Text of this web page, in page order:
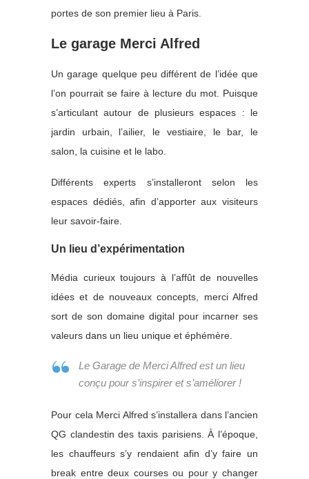
portes de son premier lieu à Paris.
Le garage Merci Alfred
Un garage quelque peu différent de l’idée que
l’on pourrait se faire à lecture du mot. Puisque
s’articulant autour de plusieurs espaces : le
jardin urbain, l’ailier, le vestiaire, le bar, le
salon, la cuisine et le labo.
Différents experts s’installeront selon les
espaces dédiés, afin d’apporter aux visiteurs
leur savoir-faire.
Un lieu d’expérimentation
Média curieux toujours à l’affût de nouvelles
idées et de nouveaux concepts, merci Alfred
sort de son domaine digital pour incarner ses
valeurs dans un lieu unique et éphémère.
Le Garage de Merci Alfred est un lieu
conçu pour s’inspirer et s’améliorer !
Pour cela Merci Alfred s’installera dans l’ancien
QG clandestin des taxis parisiens. À l’époque,
les chauffeurs s’y rendaient afin d’y faire un
break entre deux courses ou pour y changer